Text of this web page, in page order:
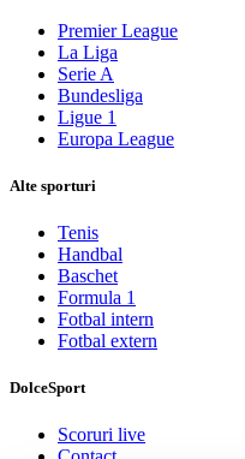
Premier League
La Liga
Serie A
Bundesliga
Ligue 1
Europa League
Alte sporturi
Tenis
Handbal
Baschet
Formula 1
Fotbal intern
Fotbal extern
DolceSport
Scoruri live